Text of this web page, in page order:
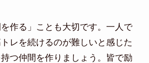
作る」ことも大切です。一人で
レを続けるのが難しいと感じた
つ仲間を作りましょう。皆で励